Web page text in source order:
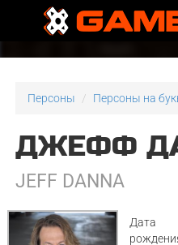
Персоны Персоны на
ДЖЕФФ
JEFF DANNA
Дата